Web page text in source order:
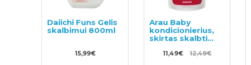
Daiichi Funs Gelis
skalbimui 800ml
15,99€
Arau Baby
kondicionierius,
skirtas skalbti
vaikų drabužius ir
kitus skalbinius,
11,49€ 12,49€